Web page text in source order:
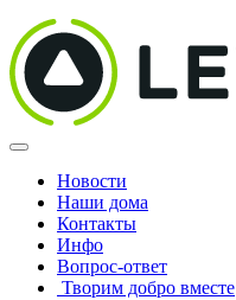
Новости
Наши дома
Контакты
Инфо
Вопрос-ответ
Творим добро вместе